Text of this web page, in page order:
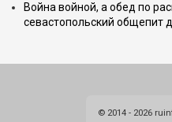
Война войной, а обед по
севастопольский общепит
© 2014 - 2026